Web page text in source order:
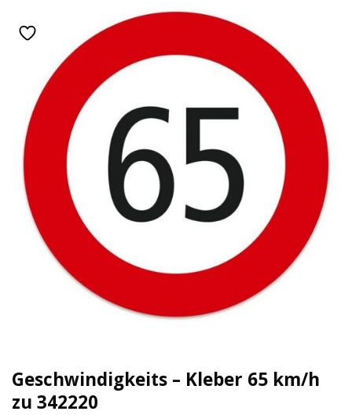
Geschwindigkeits – Kleber 65 km/h
zu 342220